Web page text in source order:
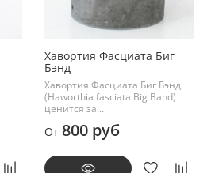
Хавортия Фасциата Биг
Бэнд
Хавортия Фасциата Биг Бэнд
(Haworthia fasciata Big Band)
ценится за...
От 800 руб